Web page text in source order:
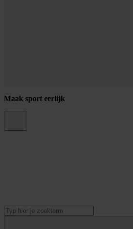
Maak sport eerlijk